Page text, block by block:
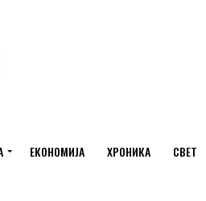
ЕКОНОМИЈА ХРОНИКА СВЕТ